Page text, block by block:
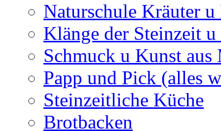
Naturschule Kräuter
Klänge der Steinzeit u
Schmuck u Kunst
Papp und Pick (alles
Steinzeitliche Küche
Brotbacken